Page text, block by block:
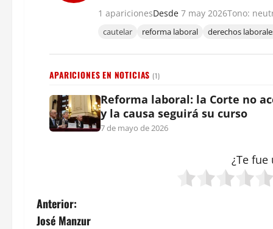
1 aparicionesDesde 7 may 2026Tono:
cautelar reforma laboral derechos
APARICIONES EN NOTICIAS (1)
Reforma laboral: la Corte no
y la causa seguirá su curso
7 de mayo de 2026
¿Te fue
N
Anterior:
José Manzur